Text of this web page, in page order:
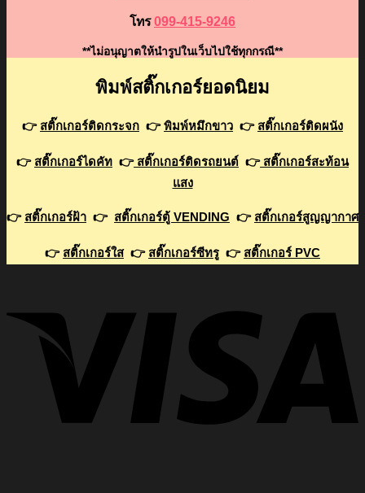
โทร 099-415-9246
**ไม่อนุญาตให้นำรูปในเว็บไปใช้ทุกกรณี**
พิมพ์สติ๊กเกอร์ยอดนิยม
👉 สติ๊กเกอร์ติดกระจก 👉พิมพ์หมึกขาว 👉 สติ๊กเกอร์ติดผนัง
👉 สติ๊กเกอร์ไดคัท 👉สติ๊กเกอร์ติดรถยนต์ 👉สติ๊กเกอร์สะท้อน
แสง
👉 สติ๊กเกอร์ฝ้า 👉 สติ๊กเกอร์ตู้ VENDING 👉 สติ๊กเกอร์สูญญากาศ
👉 สติ๊กเกอร์ใส👉 สติ๊กเกอร์ซีทรู 👉 สติ๊กเกอร์ PVC